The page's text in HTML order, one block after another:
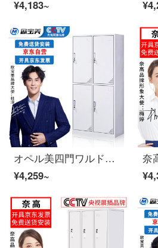
¥4,183~
オペル美四門ワルドラックロッカーロッカーロッカー
¥4,259~